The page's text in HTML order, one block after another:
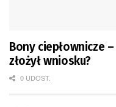
Bony ciepłownicze
złożył wniosku?
0 UDOST.